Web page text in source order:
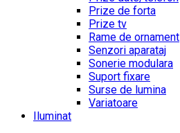
Prize de forta
Prize tv
Rame de ornament
Senzori aparataj
Sonerie modulara
Suport fixare
Surse de lumina
Variatoare
Iluminat